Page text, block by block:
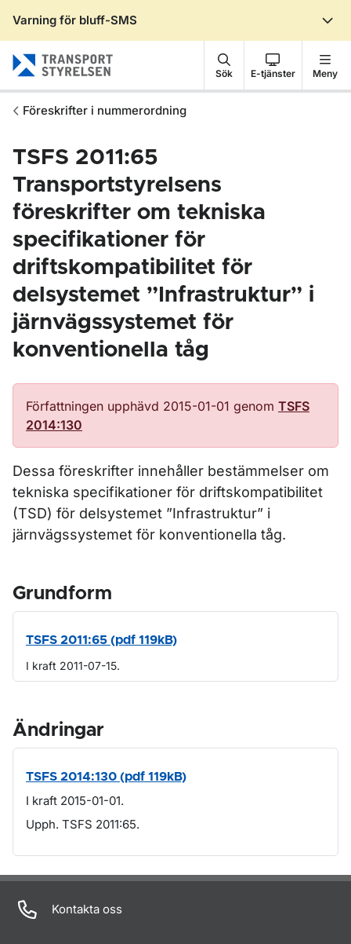
Varning för bluff-SMS
Sök E-tjänster Meny
Föreskrifter i nummerordning
TSFS 2011:65
Transportstyrelsens
föreskrifter om tekniska
specifikationer för
driftskompatibilitet för
delsystemet ”Infrastruktur” i
järnvägssystemet för
konventionella tåg
Författningen upphävd 2015-01-01 genom TSFS
2014:130
Dessa föreskrifter innehåller bestämmelser om
tekniska specifikationer för driftskompatibilitet
(TSD) för delsystemet ”Infrastruktur” i
järnvägssystemet för konventionella tåg.
Grundform
TSFS 2011:65 (pdf 119kB)
I kraft 2011-07-15.
Ändringar
TSFS 2014:130 (pdf 119kB)
I kraft 2015-01-01.
Upph. TSFS 2011:65.
Om sidan
Kontakta oss